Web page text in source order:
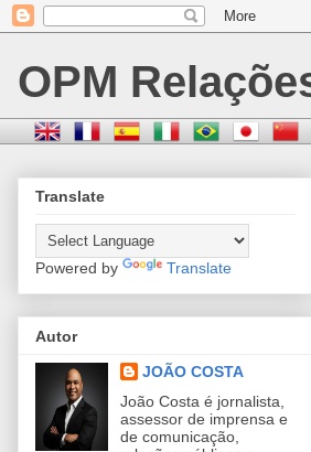
OPM
Translate
Powered by Translate
Autor
JOÃO COSTA
João Costa é jornalista,
assessor de imprensa e
de comunicação,